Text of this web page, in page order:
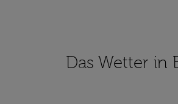
Das Wetter in